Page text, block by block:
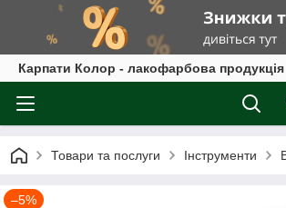
Карпати Колор - лакофарбова продукція
Товари та послуги Інструменти
–5%